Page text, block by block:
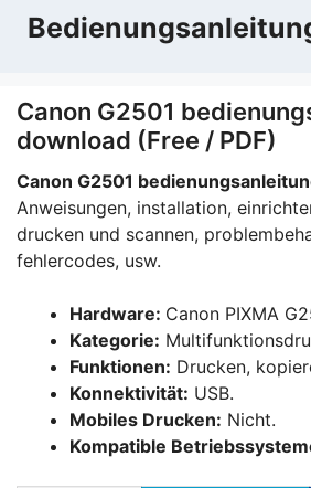
Zum
Inhalt
Canon G2501
download (Free / PDF)
Canon G2501
Anweisungen, installation,
drucken und scannen,
fehlercodes, usw.
Hardware: Canon PIXMA
Kategorie:
Funktionen: Drucken,
Konnektivität: USB.
Mobiles Drucken: Nicht.
Kompatible